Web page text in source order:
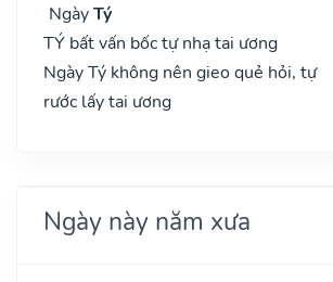
NgàyTý
TÝ bất vấn bốc tự nhạ tai ương
Ngày Tý không nên gieo quẻ hỏi, tự
rước lấy tai ương
Ngày này năm xưa